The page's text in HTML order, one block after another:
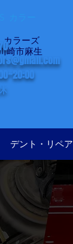
カラーズ
崎市麻生
デント・リペア